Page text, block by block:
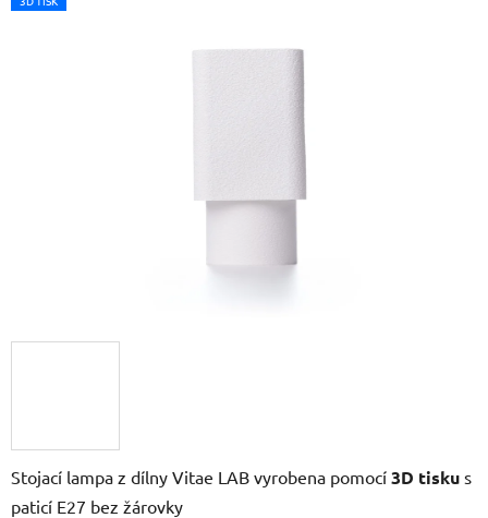
Stojací lampa z dílny Vitae LAB vyrobena pomocí 3D tisku s
paticí E27 bez žárovky